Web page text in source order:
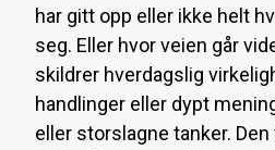
har gitt opp eller ikke helt
seg. Eller hvor veien går
skildrer hverdagslig
handlinger eller dypt
eller storslagne tanker.